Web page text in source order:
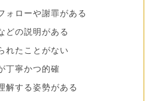
ォローや謝罪がある
どの説明がある
れたことがない
丁寧かつ的確
解する姿勢がある